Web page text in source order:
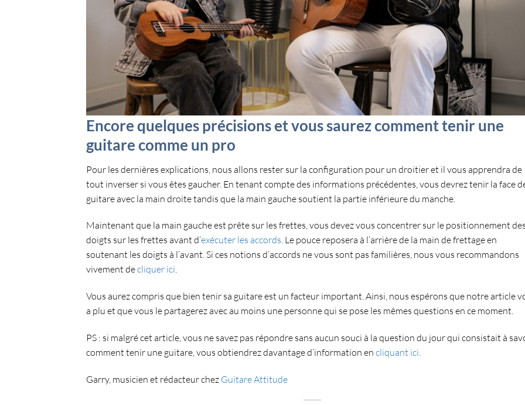
Encore quelques précisions et vous saurez comment tenir une
guitare comme un pro
Pour les dernières explications, nous allons rester sur la configuration pour un droitier et il vous apprendra de
tout inverser si vous êtes gaucher. En tenant compte des informations précédentes, vous devreztenir la face
guitare avec la main droitetandis que la main gauche soutient la partie inférieure du manche
Maintenant que la main gauche est prête sur les frettes, vous devez vous concentrer sur le positionnement
doigts sur les frettes avant d’exécuter les accords. Le pouce reposera à l’arrière de la main de frettageen
soutenant les doigts à l’avant. Si ces notions d’accords ne vous sont pas familières, nous vous recommandons
vivement decliquer ici.
Vous aurez compris que bien tenir sa guitare est un facteur important. Ainsi, nous espérons que notre article
a plu et que vous le partagerez avec au moins une personne qui se pose les mêmes questions en ce moment.
PS : si malgré cet article, vous ne savez pas répondre sans aucun souci à la question du jour qui consistait à
comment tenir une guitare, vous obtiendrez davantage d’information en cliquant ici
Garry, musicien et rédacteur chez Guitare Attitude